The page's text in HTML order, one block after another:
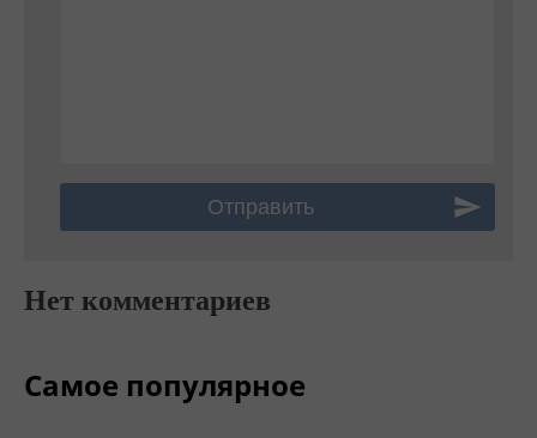
Нет комментариев
Самое популярное